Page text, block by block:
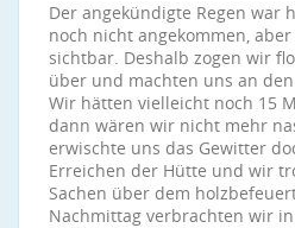
Der angekündigte Regen war
noch nicht angekommen,
sichtbar. Deshalb zogen wir
über und machten uns an
Wir hätten vielleicht noch 15
dann wären wir nicht mehr
erwischte uns das Gewitter
Erreichen der Hütte und wir
Sachen über dem
Nachmittag verbrachten wir